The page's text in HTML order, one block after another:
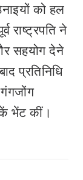
को हल
राष्ट्रपति ने
सहयोग देने
प्रतिनिधि
भेंट कीं।